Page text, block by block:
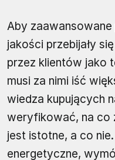
Aby
jakości przebijały
przez klientów jako
musi za nimi iść
wiedza kupujących
weryfikować, na co
jest istotne, a co
energetyczne,